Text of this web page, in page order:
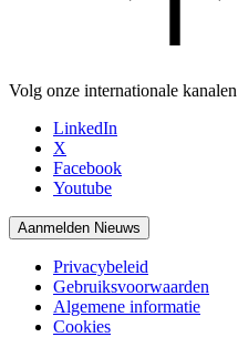
Volg onze internationale kanalen
LinkedIn
X
Facebook
Youtube
Aanmelden Nieuws
Privacybeleid
Gebruiksvoorwaarden
Algemene informatie
Cookies